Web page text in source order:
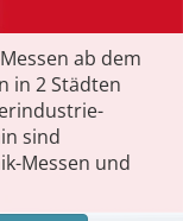
ab dem
in 2 Städten
sind
Messen und